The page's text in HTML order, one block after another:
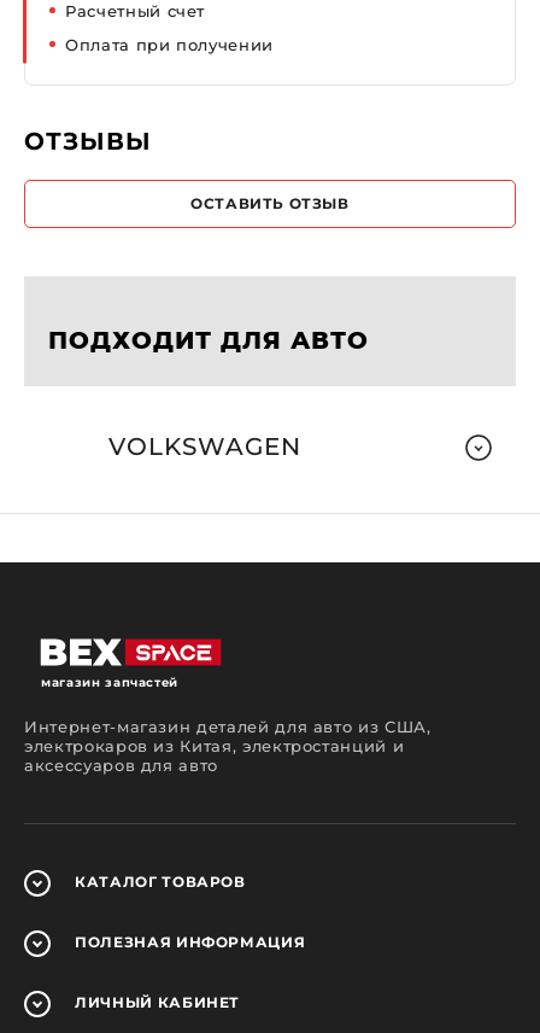
Расчетный счет
Оплата при получении
ОТЗЫВЫ
ОСТАВИТЬ ОТЗЫВ
ПОДХОДИТ ДЛЯ АВТО
VOLKSWAGEN
магазин запчастей
Интернет-магазин деталей для авто из США,
электрокаров из Китая, электростанций и
аксессуаров для авто
КАТАЛОГ ТОВАРОВ
ПОЛЕЗНАЯ ИНФОРМАЦИЯ
ЛИЧНЫЙ КАБИНЕТ